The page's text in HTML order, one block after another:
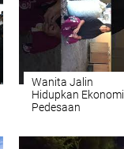
Wanita Jalin
Hidupkan Ekonomi
Pedesaan